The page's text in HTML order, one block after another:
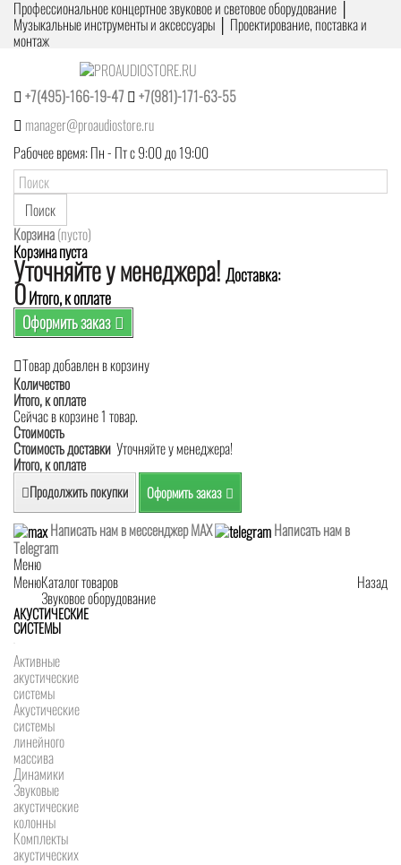
Профессиональное концертное звуковое и световое оборудование │
Музыкальные инструменты и аксессуары │ Проектирование, поставка и
монтаж
+7(495)-166-19-47
+7(981)-171-63-55
manager@proaudiostore.ru
Рабочее время: Пн - Пт с 9:00 до 19:00
Поиск
Корзина(пусто)
Корзина пуста
Уточняйте у менеджера! Доставка:
0Итого, к оплате
Оформить заказ
Товар добавлен в корзину
Количество
Итого, к оплате
Сейчас в корзине 1 товар.
Стоимость
Стоимость доставки Уточняйте у менеджера!
Итого, к оплате
Продолжить покупки Оформить заказ
Написать нам в мессенджер MAX
Написать нам в
Telegram
Меню
Меню
Назад
Каталог товаров
Звуковое оборудование
АКУСТИЧЕСКИЕ
СИСТЕМЫ
Активные
акустические
системы
Акустические
системы
линейного
массива
Динамики
Звуковые
акустические
колонны
Комплекты
акустических